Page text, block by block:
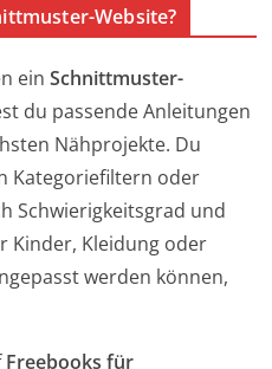
Website?
einSchnittmuster-
du passende Anleitungen
Nähprojekte. Du
Kategoriefiltern oder
Schwierigkeitsgrad und
Kinder, Kleidung oder
werden können,
Freebooks für